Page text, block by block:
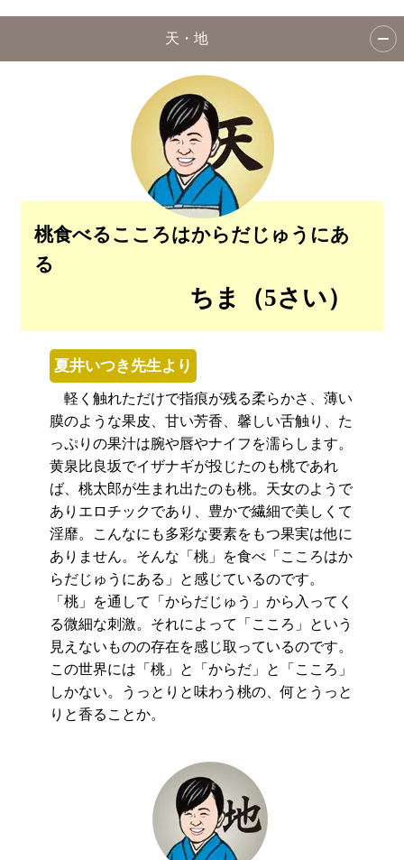
天・地
桃食べるこころはからだじゅうにあ
る
ちま（5さい）
夏井いつき先生より
軽く触れただけで指痕が残る柔らかさ、薄い
膜のような果皮、甘い芳香、馨しい舌触り、た
っぷりの果汁は腕や唇やナイフを濡らします。
黄泉比良坂でイザナギが投じたのも桃であれ
ば、桃太郎が生まれ出たのも桃。天女のようで
ありエロチックであり、豊かで繊細で美しくて
淫靡。こんなにも多彩な要素をもつ果実は他に
ありません。そんな「桃」を食べ「こころはか
らだじゅうにある」と感じているのです。
「桃」を通して「からだじゅう」から入ってく
る微細な刺激。それによって「こころ」という
見えないものの存在を感じ取っているのです。
この世界には「桃」と「からだ」と「こころ」
しかない。うっとりと味わう桃の、何とうっと
りと香ることか。